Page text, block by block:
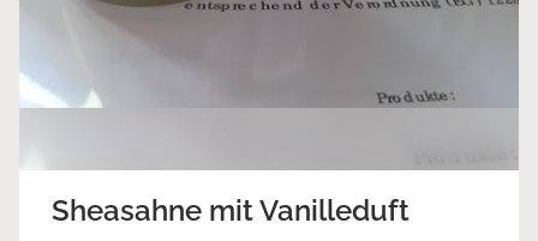
Sheasahne mit Vanilleduft